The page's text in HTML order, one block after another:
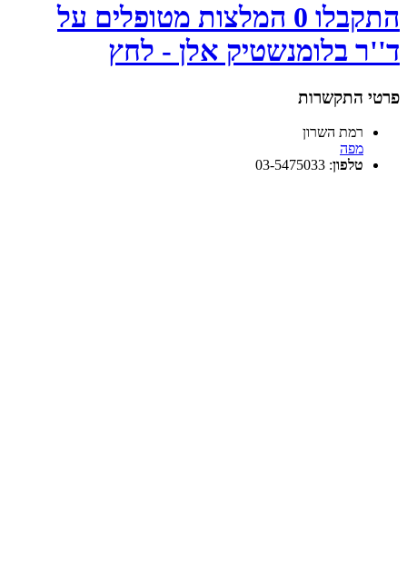
התקבלו 0 המלצות מטופלים על
ד''ר בלומנשטיק אלן - לחץ
פרטי התקשרות
רמת השרון
מפה
טלפון:
03-5475033